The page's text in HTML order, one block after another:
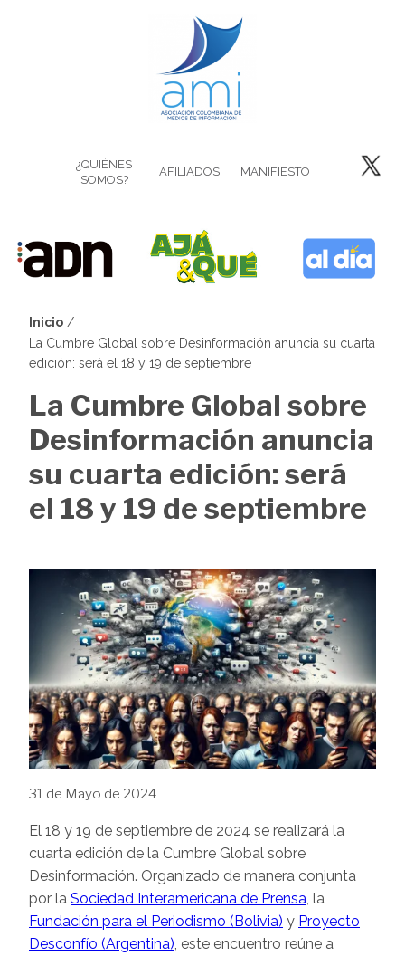
¿QUIÉNES
SOMOS?
AFILIADOS MANIFIESTO
Sobrescribir
de
ayuda
a
la
Inicio
La Cumbre Global sobre Desinformación anuncia su cuarta
edición: será el 18 y 19 de septiembre
La Cumbre Global sobre
Desinformación anuncia
su cuarta edición: será
el 18 y 19 de septiembre
31 de Mayo de 2024
El 18 y 19 de septiembre de 2024 se realizará la
cuarta edición de la Cumbre Global sobre
Desinformación. Organizado de manera conjunta
por la Sociedad Interamericana de Prensa , la
Fundación para el Periodismo (Bolivia) y Proyecto
Desconfío (Argentina) , este encuentro reúne a